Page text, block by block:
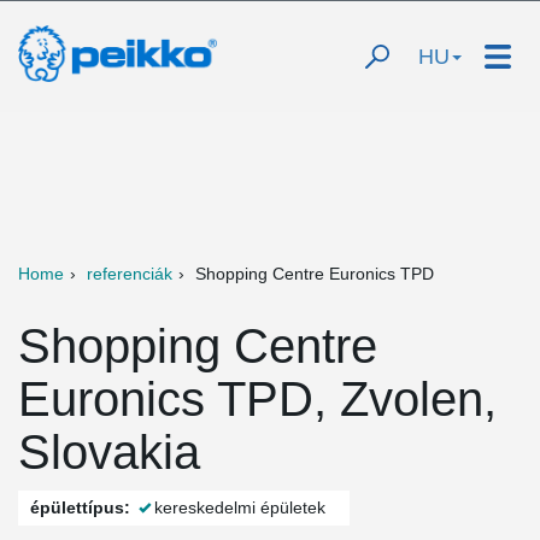
HU
Home referenciák Shopping Centre Euronics TPD
Shopping Centre
Euronics TPD, Zvolen,
Slovakia
épülettípus: kereskedelmi épületek